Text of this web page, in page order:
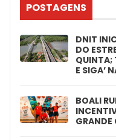
POSTAGENS
DNIT
DO
QUINTA;
E SIGA’
BOALI
GRANDE